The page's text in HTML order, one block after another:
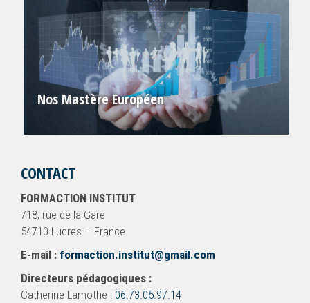
Nos Mastère Européen
CONTACT
FORMACTION INSTITUT
718, rue de la Gare
54710 Ludres – France
E-mail : formaction.institut@gmail.com
Directeurs pédagogiques :
Catherine Lamothe : 06.73.05.97.14